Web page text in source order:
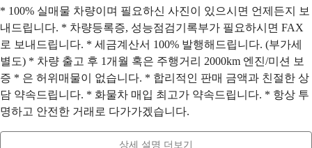
* 100% 실매물 차량이며 필요하신 사진이 있으시면 언제든지 보
내드립니다. * 차량등록증, 성능점검기록부가 필요하시면 FAX
로 보내드립니다. * 세금계산서 100% 발행해드립니다. (부가세
별도) * 차량 출고 후 1개월 혹은 주행거리 2000km 엔진/미션 보
증 * 은 허위매물이 없습니다. * 합리적인 판매 금액과 친절한 상
담 약속드립니다. * 화물차 매입 최고가 약속드립니다. * 항상 투
명하고 안전한 거래로 다가가겠습니다.
상세 설명 더보기